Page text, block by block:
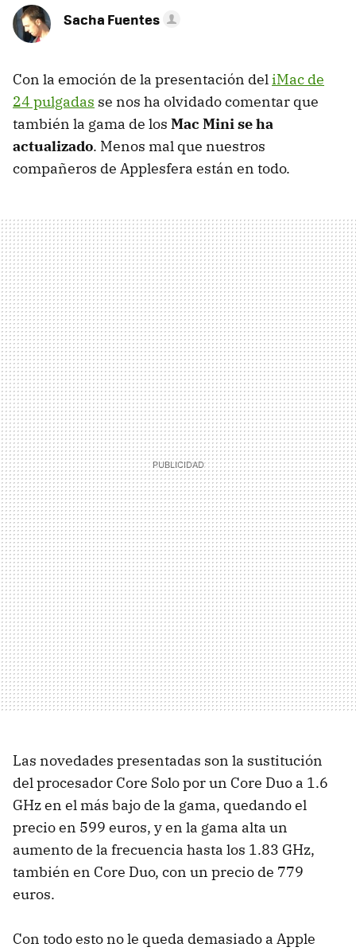
Sacha Fuentes
Con la emoción de la presentación deliMac de
24 pulgadas se nos ha olvidado comentar que
también la gama de los Mac Mini se ha
actualizado. Menos mal que nuestros
compañeros de Applesfera están en todo.
Las novedades presentadas son la sustitución
del procesador Core Solo por un Core Duo a 1.6
GHz en el más bajo de la gama, quedando el
precio en 599 euros, y en la gama alta un
aumento de la frecuencia hasta los 1.83 GHz,
también en Core Duo, con un precio de 779
euros.
Con todo esto no le queda demasiado a Apple